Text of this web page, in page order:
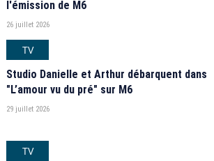
l'émission de M6
26 juillet 2026
TV
Studio Danielle et Arthur débarquent dans
"L’amour vu du pré" sur M6
29 juillet 2026
TV